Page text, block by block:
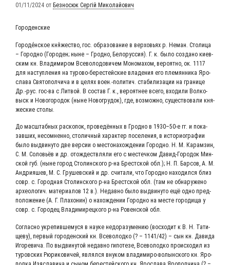
01/11/2024 от Безносюк Сергій Миколайович
Горо­ден­ские
Городе́нское кня́жество, гос. об­ра­зо­ва­ние в вер­ховь­ях р. Не­ман. Сто­ли­ца
– Го­род­но (Го­ро­ден; ны­не – Грод­но, Бе­ло­рус­сия). Г. к. бы­ло соз­да­но ки­ев­
ским кн. Вла­ди­ми­ром Все­во­ло­до­ви­чем Мо­но­ма­хом, ве­ро­ят­но, ок. 1117
для на­сту­п­ле­ния на ту­ро­во-бе­ре­­стей­­ские вла­де­ния его пле­мян­ни­ка Яро­
сла­ва Свя­то­пол­чи­ча и в це­лях во­ен.-по­ли­тич. ста­би­ли­за­ции на гра­ни­це
Др.-рус. гос-ва с Лит­вой. В со­став Г. к., ве­ро­ят­нее все­го, вхо­ди­ли Вол­ко­
выск и Но­во­го­ро­док (ны­не Но­во­гру­док), где, воз­мож­но, су­ще­ст­во­ва­ли кня­
же­ские столы.
До мас­штаб­ных рас­ко­пок, про­ве­дён­ных в Грод­но в 1930–50‑е гг. и по­ка­
завших, не­со­мнен­но, сто­лич­ный ха­рак­тер по­се­ле­ния, в ис­то­рио­гра­фии
бы­ло вы­дви­ну­то две вер­сии о ме­сто­на­хо­ж­де­нии Го­род­но. Н. М. Ка­рам­зин,
С. М. Со­ловь­ёв и др. ото­жде­ст­в­ля­ли его с мес­теч­ком Да­вид-Го­ро­­док Мин­
ской губ. (ны­не го­род Сто­лин­ско­го р‑на Бре­ст­ской обл.); Н. П. Бар­сов, А. М.
Ан­д­рия­шев, М. С. Гру­шев­ский и др. счи­та­ли, что Го­род­но на­хо­дил­ся близ
совр. с. Го­род­ная Сто­лин­ско­го р‑на Бре­ст­ской обл. (там не об­на­ру­же­но
ар­хео­ло­гич. ма­те­риа­лов 12 в.). Не­дав­но бы­ло вы­дви­ну­то ещё од­но пред­
по­ло­же­ние (А. Г. Пла­хо­нин) о на­хо­ж­де­нии Го­род­но на мес­те го­ро­ди­ща у
совр. с. Го­ро­дец Вла­ди­ми­рец­ко­го р‑на Ро­вен­ской обл.
Со­глас­но ук­ре­пив­ше­му­ся в нау­ке не­до­ра­зу­ме­нию (вос­хо­дит к В. Н. Та­ти­
ще­ву), пер­вый го­ро­ден­ский кн. Все­во­лод­ко (? – 1141/42) – сын кн. Да­ви­да
Иго­ре­ви­ча. По вы­дви­ну­той не­дав­но ги­по­те­зе, Все­во­лод­ко про­ис­хо­дил из
ту­ров­ских Рю­ри­ко­ви­чей, яв­лял­ся вну­ком вла­­ди­­ми­­ро-во­лы­н­ско­­го кн. Яро­